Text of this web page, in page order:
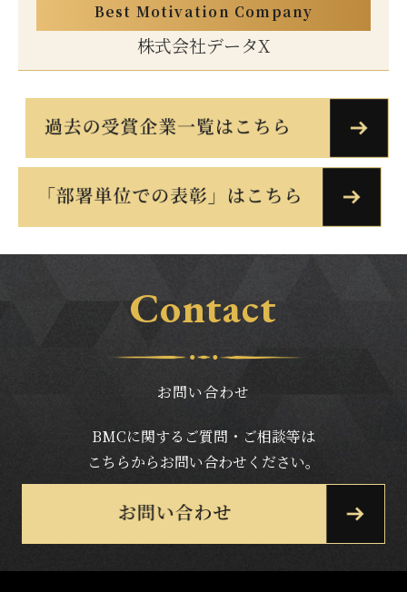
Best Motivation Company
株式会社データX
Contact
お問い合わせ
BMCに関するご質問・ご相談等は
こちらからお問い合わせください。